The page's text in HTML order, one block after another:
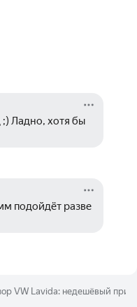
Ладно, хотя бы
подойдёт разве
VW Lavida: недешёвый